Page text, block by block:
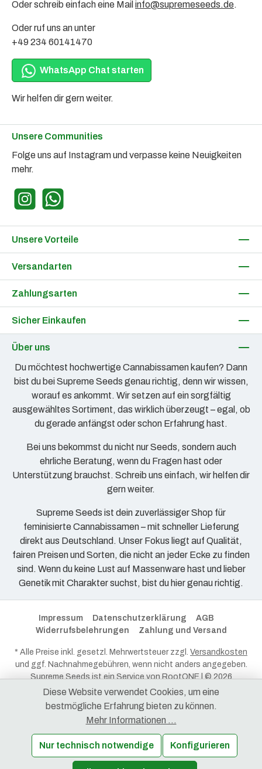
Oder schreib einfach eine Mail info@supremeseeds.de.
Oder ruf uns an unter
+49 234 60141470
WhatsApp Chat starten
Wir helfen dir gern weiter.
Unsere Communities
Folge uns auf Instagram und verpasse keine Neuigkeiten
mehr.
InstagramWhatsApp
Unsere Vorteile
Versandarten
Zahlungsarten
Sicher Einkaufen
Über uns
Du möchtest hochwertige Cannabissamen kaufen? Dann
bist du bei Supreme Seeds genau richtig, denn wir wissen,
worauf es ankommt. Wir setzen auf ein sorgfältig
ausgewähltes Sortiment, das wirklich überzeugt – egal, ob
du gerade anfängst oder schon Erfahrung hast.
Bei uns bekommst du nicht nur Seeds, sondern auch
ehrliche Beratung, wenn du Fragen hast oder
Unterstützung brauchst. Schreib uns einfach, wir helfen dir
gern weiter.
Supreme Seeds ist dein zuverlässiger Shop für
feminisierte Cannabissamen – mit schneller Lieferung
direkt aus Deutschland. Unser Fokus liegt auf Qualität,
fairen Preisen und Sorten, die nicht an jeder Ecke zu finden
sind. Wenn du keine Lust auf Massenware hast und lieber
Genetik mit Charakter suchst, bist du hier genau richtig.
Impressum Datenschutzerklärung
AGB
Widerrufsbelehrungen
Zahlung und Versand
* Alle Preise inkl. gesetzl. Mehrwertsteuer zzgl. Versandkosten
und ggf. Nachnahmegebühren, wenn nicht anders angegeben.
Supreme Seeds ist ein Service vonRootONE| © 2026
RootONE - Alle Rechte vorbehalten.
Diese Website verwendet Cookies, um eine
bestmögliche Erfahrung bieten zu können.
Mehr Informationen ...
Nur technisch notwendige Konfigurieren